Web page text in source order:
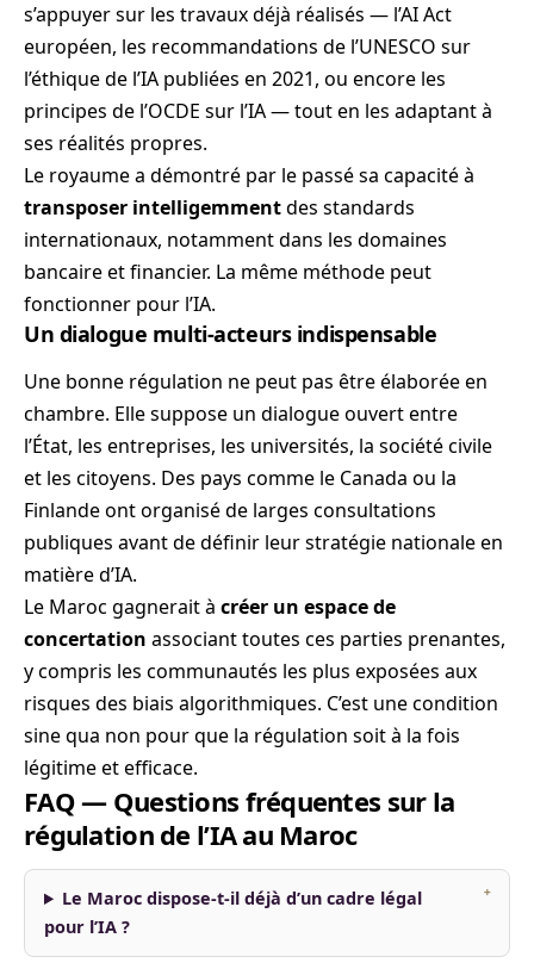
s’appuyer sur les travaux déjà réalisés — l’AI Act
européen, les recommandations de l’UNESCO sur
l’éthique de l’IA publiées en 2021, ou encore les
principes de l’OCDE sur l’IA — tout en les adaptant à
ses réalités propres.
Le royaume a démontré par le passé sa capacité à
transposer intelligemmentdes standards
internationaux, notamment dans les domaines
bancaire et financier. La même méthode peut
fonctionner pour l’IA.
Un dialogue multi-acteurs indispensable
Une bonne régulation ne peut pas être élaborée en
chambre. Elle suppose un dialogue ouvert entre
l’État, les entreprises, les universités, la société civile
et les citoyens. Des pays comme le Canada ou la
Finlande ont organisé de larges consultations
publiques avant de définir leur stratégie nationale en
matière d’IA.
Le Maroc gagnerait à créer un espace de
concertation associant toutes ces parties prenantes,
y compris les communautés les plus exposées aux
risques des biais algorithmiques. C’est une condition
sine qua non pour que la régulation soit à la fois
légitime et efficace.
FAQ — Questions fréquentes sur la
régulation de l’IA au Maroc
Le Maroc dispose-t-il déjà d’un cadre légal
pour l’IA ?